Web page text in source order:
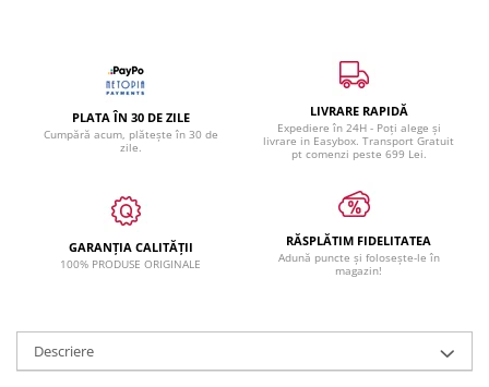
PLATA ÎN 30 DE ZILE
Cumpără acum, plătește în 30 de
zile.
LIVRARE RAPIDĂ
Expediere în 24H - Poți alege și
livrare in Easybox. Transport Gratuit
pt comenzi peste 699 Lei.
GARANȚIA CALITĂȚII
100% PRODUSE ORIGINALE
RĂSPLĂTIM FIDELITATEA
Adună puncte și folosește-le în
magazin!
Descriere